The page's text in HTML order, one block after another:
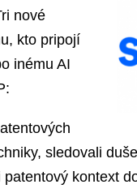
nové
kto pripojí
inému AI
sledovali
kontext